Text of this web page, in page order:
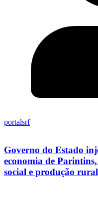
portalsrf
Governo do Estado
economia de
social e produção rural